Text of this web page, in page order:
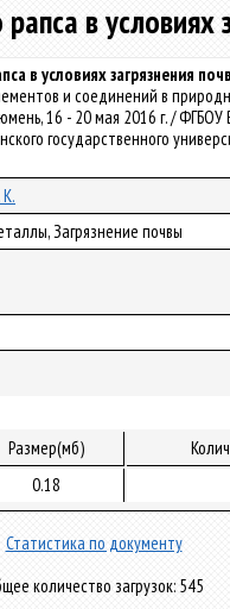
в
в условиях загрязнения
и соединений в
16 - 20 мая 2016 г. /
государственного
Загрязнение почвы
Размер(мб)
0.18
Статистика по документу
количество загрузок: 545